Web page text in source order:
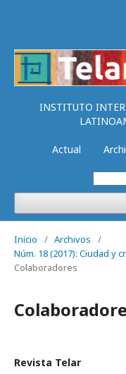
INSTITUTO
Actual
Inicio / Archivos
/
Núm. 18 (2017): Ciudad y
Colaboradores
Revista Telar